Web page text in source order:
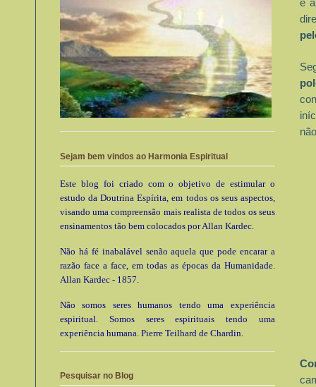
é
Sejam bem vindos ao Harmonia Espiritual
Este blog foi criado com o objetivo de estimular o
estudo da Doutrina Espírita, em todos os seus aspectos,
visando uma compreensão mais realista de todos os seus
ensinamentos tão bem colocados por Allan Kardec.
Não há fé inabalável senão aquela que pode encarar a
razão face a face, em todas as épocas da Humanidade.
Allan Kardec - 1857.
Não somos seres humanos tendo uma experiência
espiritual. Somos seres espirituais tendo uma
experiência humana. Pierre Teilhard de Chardin.
Pesquisar no Blog